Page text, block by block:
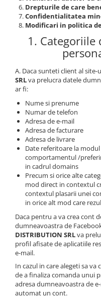
Drepturile de care
Confidentialitatea
Modificari in politica
1. Categoriile
A. Daca sunteti client al site-
SRLva prelucra datele
ar fi:
Nume si prenume
Numar de telefon
Adresa de e-mail
Adresa de facturare
Adresa de livrare
Date referitoare la
comportamentul /
in cadrul domains
Precum si orice alte
mod direct in contextul
contextul plasarii unei
in orice alt mod care
Daca pentru a va crea cont
dumneavoastra de
DISTRIBUTION SRLva
profil afisate de aplicatiile
e-mail.
In cazul in care alegeti sa
de a finaliza comanda unui
adresa dumneavoastra de
automat un cont.